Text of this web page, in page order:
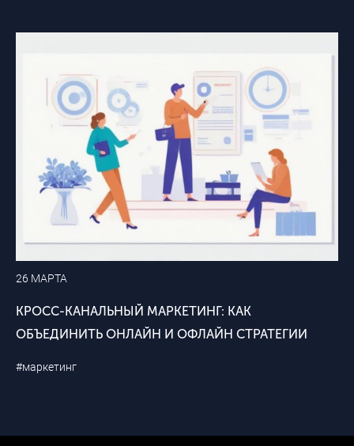
26 МАРТА
КРОСС-КАНАЛЬНЫЙ МАРКЕТИНГ: КАК
ОБЪЕДИНИТЬ ОНЛАЙН И ОФЛАЙН СТРАТЕГИИ
#маркетинг